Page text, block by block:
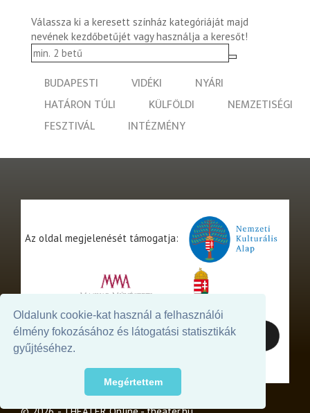
Oldalunk cookie-kat használ a felhasználói
élmény fokozásához és látogatási statisztikák
gyűjtéséhez.
Megértettem
Válassza ki a keresett színház kategóriáját majd
nevének kezdőbetűjét vagy használja a keresőt!
BUDAPESTI VIDÉKI
NYÁRI
HATÁRON TÚLI
KÜLFÖLDI
NEMZETISÉGI
FESZTIVÁL
INTÉZMÉNY
Az oldal megjelenését támogatja: